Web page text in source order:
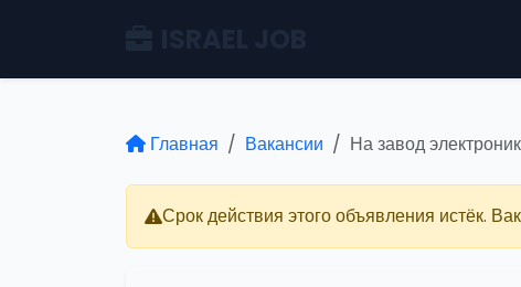
Главная Вакансии На завод
Срок действия этого объявления истёк.